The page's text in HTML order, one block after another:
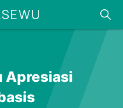
Apresiasi